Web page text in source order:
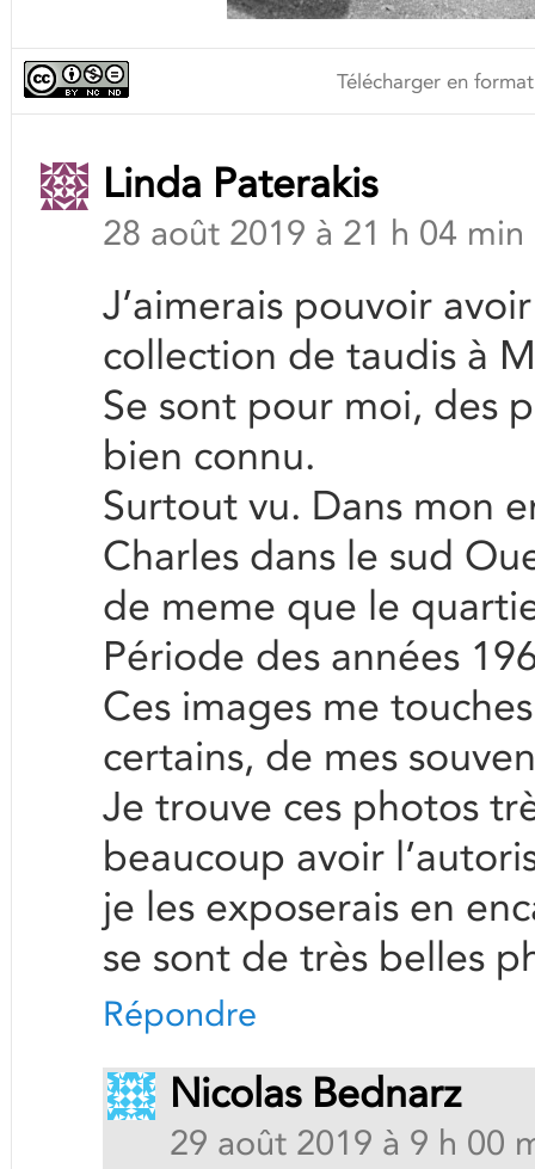
Télécharger en
Linda Paterakis
28 août 2019 à 21 h 04 min
J’aimerais pouvoir
collection de taudis à
Se sont pour moi, des
bien connu.
Surtout vu. Dans mon
Charles dans le sud
de meme que le
Période des années
Ces images me
certains, de mes
Je trouve ces photos
beaucoup avoir
je les exposerais en
se sont de très belles
Répondre
Nicolas Bednarz
29 août 2019 à 9 h 00